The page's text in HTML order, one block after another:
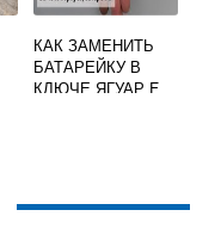
КАК ЗАМЕНИТЬ
БАТАРЕЙКУ В
КЛЮЧЕ ЯГУАР F